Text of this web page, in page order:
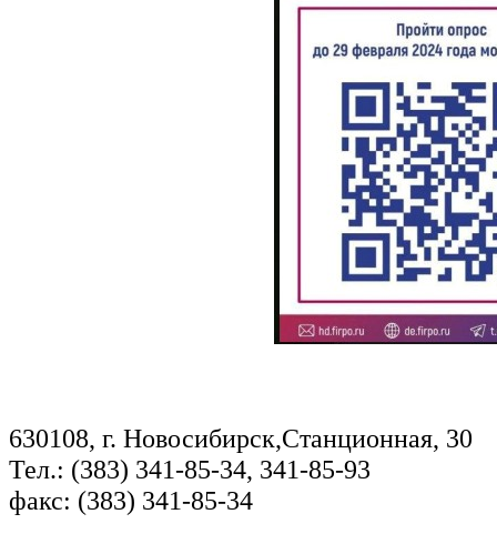
630108, г. Новосибирск,Станционная, 30
Тел.: (383) 341-85-34, 341-85-93
факс: (383) 341-85-34